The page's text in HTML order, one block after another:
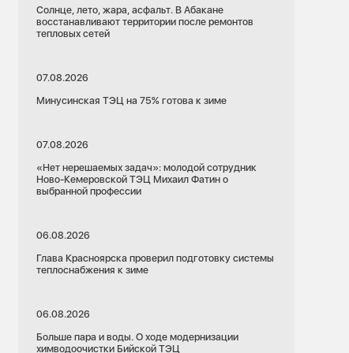
Солнце, лето, жара, асфальт. В Абакане
восстанавливают территории после ремонтов
тепловых сетей
07.08.2026
Минусинская ТЭЦ на 75% готова к зиме
07.08.2026
«Нет нерешаемых задач»: молодой сотрудник
Ново-Кемеровской ТЭЦ Михаил Фатин о
выбранной профессии
06.08.2026
Глава Красноярска проверил подготовку системы
теплоснабжения к зиме
06.08.2026
Больше пара и воды. О ходе модернизации
химводоочистки Бийской ТЭЦ